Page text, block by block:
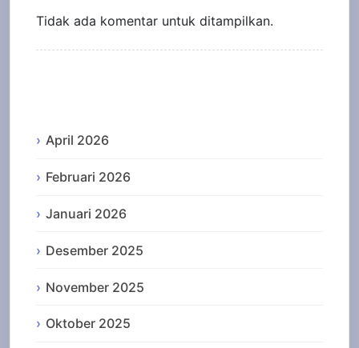
Tidak ada komentar untuk ditampilkan.
April 2026
Februari 2026
Januari 2026
Desember 2025
November 2025
Oktober 2025